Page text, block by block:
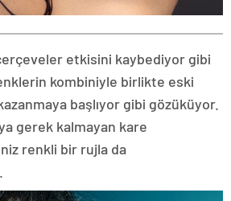
etkisini kaybediyor gibi
kombiniyle birlikte eski
başlıyor gibi gözüküyor.
gerek kalmayan kare
renkli bir rujla da